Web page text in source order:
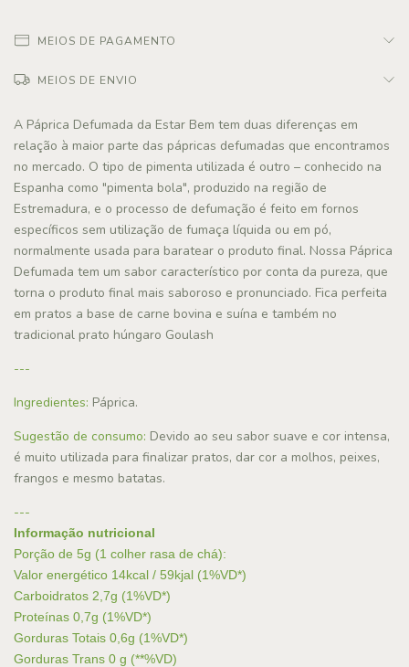
MEIOS DE PAGAMENTO
MEIOS DE ENVIO
A Páprica Defumada da Estar Bem tem duas diferenças em
relação à maior parte das pápricas defumadas que encontramos
no mercado. O tipo de pimenta utilizada é outro – conhecido na
Espanha como "pimenta bola", produzido na região de
Estremadura, e o processo de defumação é feito em fornos
específicos sem utilização de fumaça líquida ou em pó,
normalmente usada para baratear o produto final. Nossa Páprica
Defumada tem um sabor característico por conta da pureza, que
torna o produto final mais saboroso e pronunciado. Fica perfeita
em pratos a base de carne bovina e suína e também no
tradicional prato húngaro Goulash
---
Ingredientes: Páprica.
Sugestão de consumo: Devido ao seu sabor suave e cor intensa,
é muito utilizada para finalizar pratos, dar cor a molhos, peixes,
frangos e mesmo batatas.
---
Informação nutricional
Porção de 5g (1 colher rasa de chá):
Valor energético 14kcal / 59kjal (1%VD*)
Carboidratos 2,7g (1%VD*)
Proteínas 0,7g (1%VD*)
Gorduras Totais 0,6g (1%VD*)
Gorduras Trans 0 g (**%VD)